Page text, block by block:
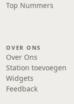
Top Nummers
OVER ONS
Over Ons
Station toevoegen
Widgets
Feedback